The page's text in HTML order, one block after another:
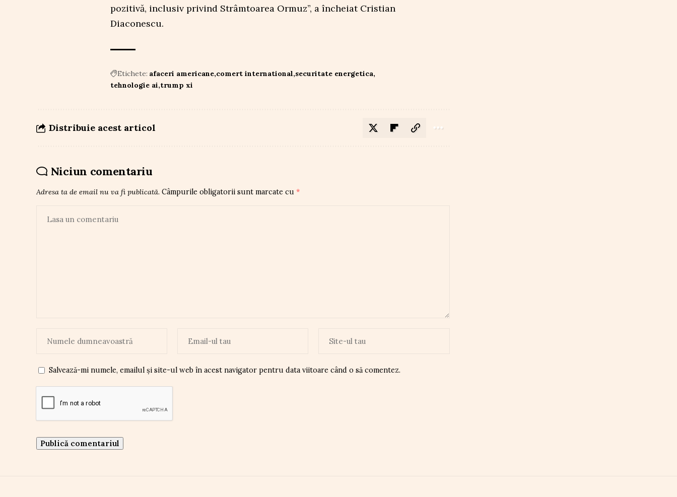
pozitivă, inclusiv privind Strâmtoarea Ormuz”, a încheiat Cristian
Diaconescu.
Etichete: afaceri americane comert international securitate energetica
tehnologie ai trump xi
Distribuie acest articol
Niciun comentariu
Adresa ta de email nu va fi publicată. Câmpurile obligatorii sunt marcate cu *
Salvează-mi numele, emailul și site-ul web în acest navigator pentru data viitoare când o să comentez.